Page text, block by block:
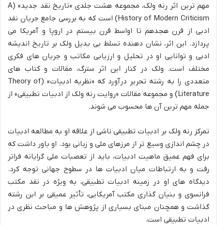
مهم ترین اثر رنه ولک، مجموعه هشت جلدی «تاریخ نقد جدید» (A
History of Modern Criticism) است که به بررسی جامع جریان نقد
ادبی از قرن هجدهم تا اواسط قرن بیستم در اروپا و آمریکا می
پردازد. این اثر، نشان دهنده تسلط بی بدیل ولک بر تاریخ اندیشه
ادبی و توانایی او در تحلیل و ارزیابی مکاتب و جریان های فکری
مختلف است. ولک در کنار این اثر سترگ، مقالات و کتاب های
متعددی را به رشته تحریر درآورد که «نظریه ادبیات» (Theory of
Literature) و مجموعه مقالات «روایت رنه ولک از ادبیات تطبیقی» از
جمله مهم ترین آن ها محسوب می شوند.
تمرکز رنه ولک بر ادبیات تطبیقی ناشی از علاقه او به مطالعه ادبیات
در چشم اندازی وسیع تر از مرزهای ملی و زبانی بود. او باور داشت که
برای فهم عمیق ماهیت ادبیات، باید از تعصبات ملی گرایانه فراتر
رفت و به ارتباطات میان ادبیات ها در سطوح جهانی توجه کرد.
دیدگاه های او در زمینه ادبیات تطبیقی، به ویژه در نقد مکتب
فرانسوی و بنیان گذاری مکتب آمریکایی، تأثیر عمیقی بر این رشته
گذاشت و همچنان مبنای بسیاری از پژوهش ها و مباحث نظری در
ادبیات تطبیقی است.